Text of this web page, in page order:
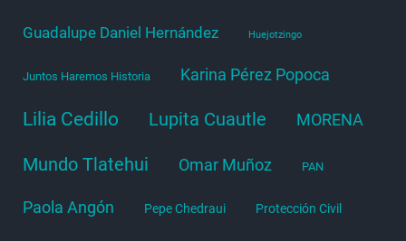
Guadalupe Daniel Hernández Huejotzingo
Juntos Haremos Historia Karina Pérez Popoca
Lilia Cedillo Lupita Cuautle MORENA
Mundo Tlatehui Omar Muñoz PAN
Paola Angón Pepe Chedraui Protección Civil